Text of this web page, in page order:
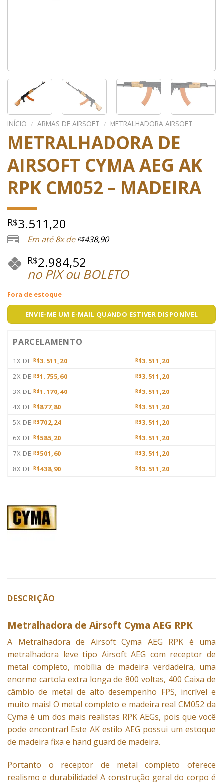
INÍCIO / ARMAS DE AIRSOFT / METRALHADORA AIRSOFT
METRALHADORA DE
AIRSOFT CYMA AEG AK
RPK CM052 – MADEIRA
R$3.511,20
Em até 8x de R$438,90
R$2.984,52
no PIX ou BOLETO
Fora de estoque
ENVIE-ME UM E-MAIL QUANDO ESTIVER DISPONÍVEL
PARCELAMENTO
1X DE R$3.511,20 R$3.511,20
2X DE R$1.755,60 R$3.511,20
3X DE R$1.170,40 R$3.511,20
4X DE R$877,80 R$3.511,20
5X DE R$702,24 R$3.511,20
6X DE R$585,20 R$3.511,20
7X DE R$501,60 R$3.511,20
8X DE R$438,90 R$3.511,20
DESCRIÇÃO
Metralhadora de Airsoft Cyma AEG RPK
A Metralhadora de Airsoft Cyma AEG RPK é uma
metralhadora leve tipo Airsoft AEG com receptor de
metal completo, mobília de madeira verdadeira, uma
enorme cartola extra longa de 800 voltas, 400 Caixa de
câmbio de metal de alto desempenho FPS, incrível e
muito mais! O metal completo e madeira real CM052 da
Cyma é um dos mais realistas RPK AEGs, pois que você
pode encontrar! Este AK estilo AEG possui um estoque
de madeira fixa e hand guard de madeira.
Portanto o receptor de metal completo oferece
realismo e durabilidade! A construção geral do corpo é